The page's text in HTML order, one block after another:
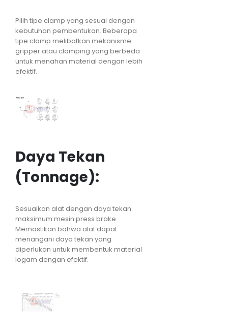
Pilih tipe clamp yang sesuai dengan
kebutuhan pembentukan. Beberapa
tipe clamp melibatkan mekanisme
gripper atau clamping yang berbeda
untuk menahan material dengan lebih
efektif.
Daya Tekan
(Tonnage):
Sesuaikan alat dengan daya tekan
maksimum mesin press brake.
Memastikan bahwa alat dapat
menangani daya tekan yang
diperlukan untuk membentuk material
logam dengan efektif.